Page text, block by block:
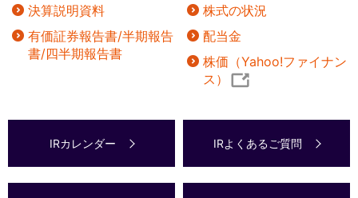
決算説明資料
有価証券報告書/半期報告
書/四半期報告書
株式の状況
配当金
株価（Yahoo!ファイナン
ス）
IRカレンダー IRよくあるご質問